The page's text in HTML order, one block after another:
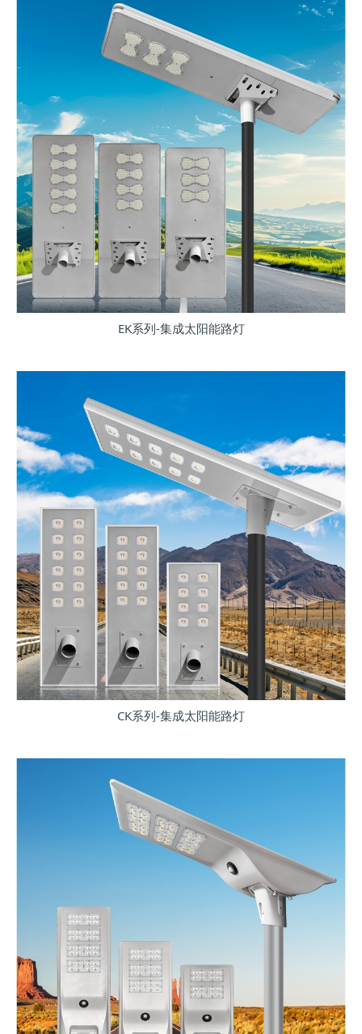
EK系列-集成太阳能路灯
CK系列-集成太阳能路灯